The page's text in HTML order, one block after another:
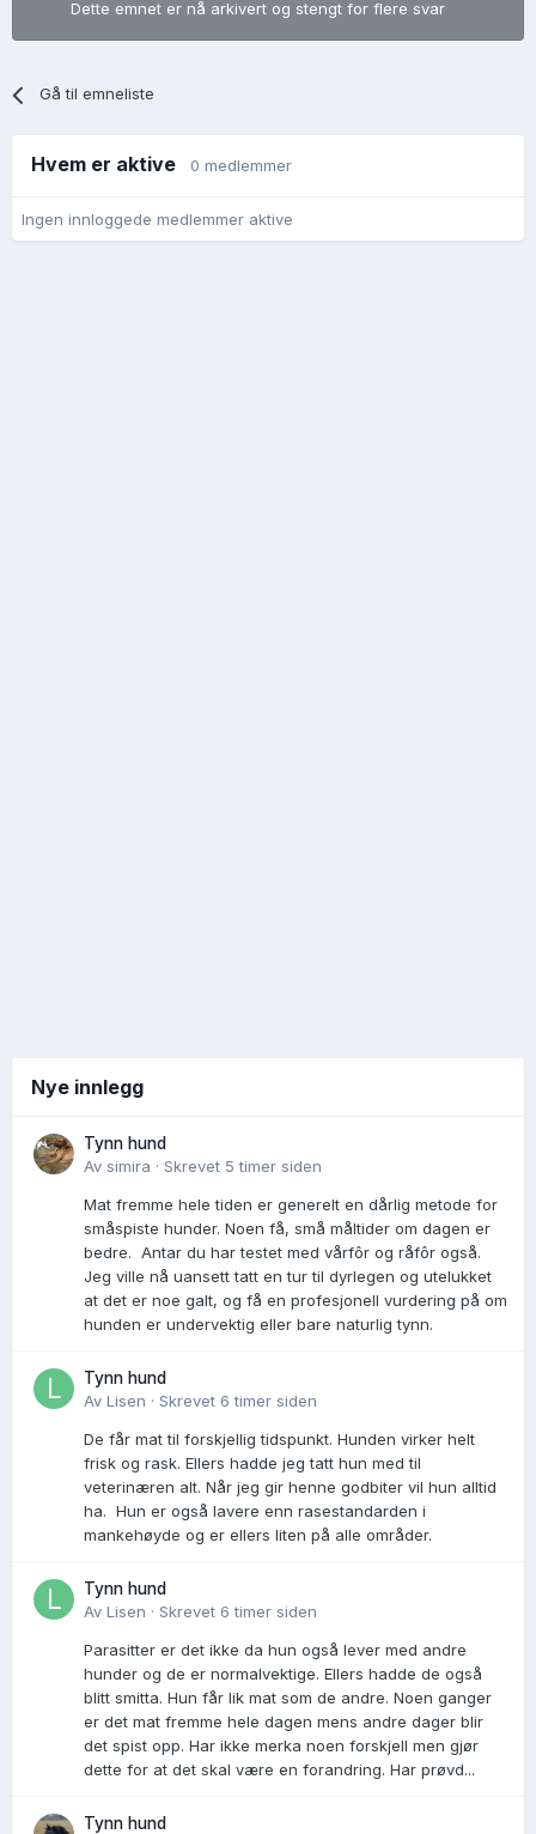
Dette emnet er nå arkivert og stengt for flere svar
Gå til emneliste
Hvem er aktive 0 medlemmer
Ingen innloggede medlemmer aktive
Nye innlegg
Tynn hund
Av simira · Skrevet 5 timer siden
Mat fremme hele tiden er generelt en dårlig metode for
småspiste hunder. Noen få, små måltider om dagen er
bedre. Antar du har testet med vårfôr og råfôr også.
Jeg ville nå uansett tatt en tur til dyrlegen og utelukket
at det er noe galt, og få en profesjonell vurdering på om
hunden er undervektig eller bare naturlig tynn.
Tynn hund
Av Lisen · Skrevet 6 timer siden
De får mat til forskjellig tidspunkt. Hunden virker helt
frisk og rask. Ellers hadde jeg tatt hun med til
veterinæren alt. Når jeg gir henne godbiter vil hun alltid
ha. Hun er også lavere enn rasestandarden i
mankehøyde og er ellers liten på alle områder.
Tynn hund
Av Lisen · Skrevet 6 timer siden
Parasitter er det ikke da hun også lever med andre
hunder og de er normalvektige. Ellers hadde de også
blitt smitta. Hun får lik mat som de andre. Noen ganger
er det mat fremme hele dagen mens andre dager blir
det spist opp. Har ikke merka noen forskjell men gjør
dette for at det skal være en forandring. Har prøvd...
Tynn hund